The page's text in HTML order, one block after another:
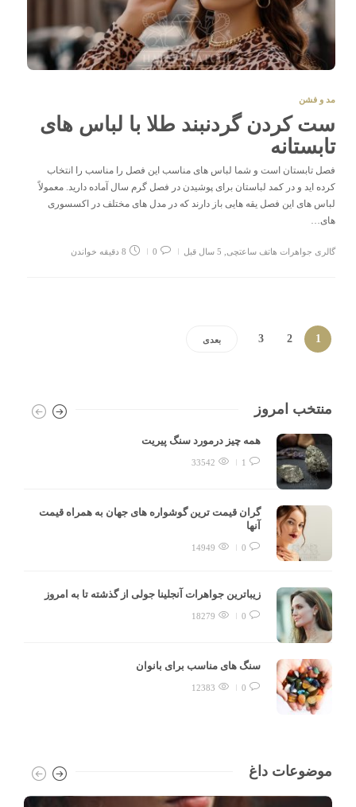
مد و فشن
ست کردن گردنبند طلا با لباس های
تابستانه
فصل تابستان است و شما لباس های مناسب این فصل را مناسب را انتخاب
کرده اید و در کمد لباستان برای پوشیدن در فصل گرم سال آماده دارید. معمولاً
لباس های این فصل یقه هایی باز دارند که در مدل های مختلف در اکسسوری
های…
گالری جواهرات هاتف ساعتچی 5 سال قبل 0 8 دقیقه خواندن
1
2
3 بعدی
منتخب امروز
همه چیز درمورد سنگ پیریت
1
33542
گران قیمت ترین گوشواره های جهان به همراه قیمت
آنها
0
14949
زیباترین جواهرات آنجلینا جولی از گذشته تا به امروز
0
18279
سنگ های مناسب برای بانوان
0
12383
موضوعات داغ